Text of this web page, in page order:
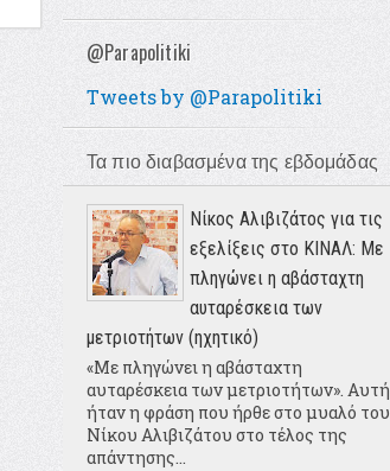
@Parapolitiki
Tweets by @Parapolitiki
Τα πιο διαβασμένα της εβδομάδας
Νίκος Αλιβιζάτος για τις
εξελίξεις στο ΚΙΝΑΛ: Με
πληγώνει η αβάσταχτη
αυταρέσκεια των
μετριοτήτων (ηχητικό)
«Με πληγώνει η αβάσταχτη
αυταρέσκεια των μετριοτήτων». Αυτή
ήταν η φράση που ήρθε στο μυαλό του
Νίκου Αλιβιζάτου στο τέλος της
απάντησης...